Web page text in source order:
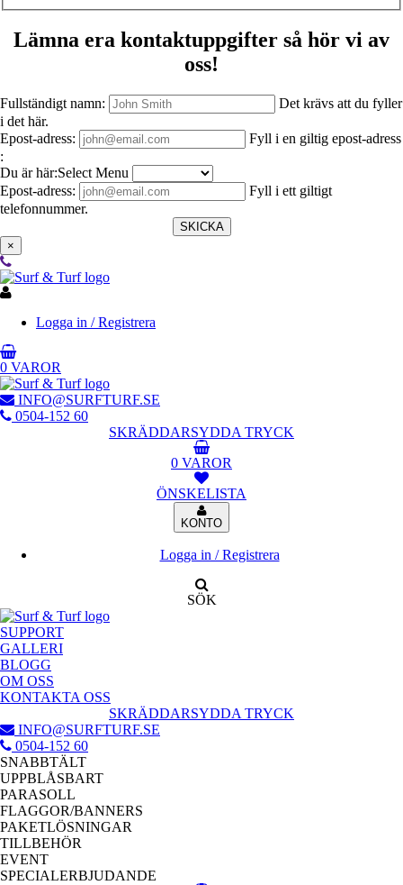
Lämna era kontaktuppgifter så hör vi av
oss!
Fullständigt namn:
Det krävs att du fyller
i det här.
Epost-adress:
Fyll i en giltig epost-adress
:
Du är här:Select Menu
Epost-adress:
Fyll i ett giltigt
telefonnummer.
SKICKA
×
Logga in / Registrera
0 VAROR
INFO@SURFTURF.SE
0504-152 60
SKRÄDDARSYDDA TRYCK
0 VAROR
ÖNSKELISTA
KONTO
Logga in / Registrera
SÖK
SUPPORT
GALLERI
BLOGG
OM OSS
KONTAKTA OSS
SKRÄDDARSYDDA TRYCK
INFO@SURFTURF.SE
0504-152 60
SNABBTÄLT
UPPBLÅSBART
PARASOLL
FLAGGOR/BANNERS
PAKETLÖSNINGAR
TILLBEHÖR
EVENT
SPECIALERBJUDANDE